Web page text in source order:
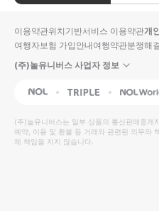
이용약관위치기반서비스 이용약관개
여행자보험 가입안내여행약관분쟁해
(주)놀유니버스 사업자 정보
NOL Triple Interpark
(주)놀유니버스는 일부 상품의 통신판매중개
예약, 이용 및 환불 등 거래와 관련된 의무와
체 책임을 지지 않습니다.